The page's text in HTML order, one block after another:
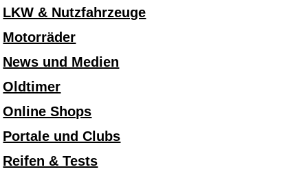
LKW & Nutzfahrzeuge
Motorräder
News und Medien
Oldtimer
Online Shops
Portale und Clubs
Reifen & Tests